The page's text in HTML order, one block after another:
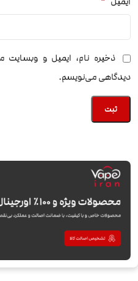
ذخیره نام، ایمیل و وبسایت
دیدگاهی می‌نویسم.